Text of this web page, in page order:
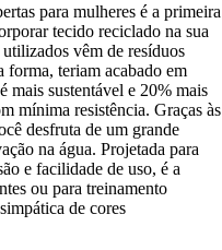
para mulheres é a primeira
tecido reciclado na sua
vêm de resíduos
forma, teriam acabado em
mais sustentável e 20% mais
mínima resistência. Graças às
desfruta de um grande
na água. Projetada para
e facilidade de uso, é a
ou para treinamento
de cores